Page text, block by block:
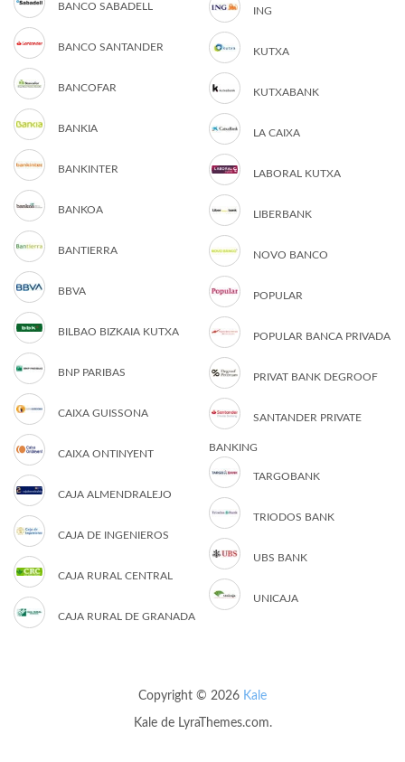
BANCO SABADELL
BANCO SANTANDER
BANCOFAR
BANKIA
BANKINTER
BANKOA
BANTIERRA
BBVA
BILBAO BIZKAIA KUTXA
BNP PARIBAS
CAIXA GUISSONA
CAIXA ONTINYENT
CAJA ALMENDRALEJO
CAJA DE INGENIEROS
CAJA RURAL CENTRAL
CAJA RURAL DE GRANADA
ING
KUTXA
KUTXABANK
LA CAIXA
LABORAL KUTXA
LIBERBANK
NOVO BANCO
POPULAR
POPULAR BANCA PRIVADA
PRIVAT BANK DEGROOF
SANTANDER PRIVATE
BANKING
TARGOBANK
TRIODOS BANK
UBS BANK
UNICAJA
Copyright © 2026 Kale
Kalede LyraThemes.com.